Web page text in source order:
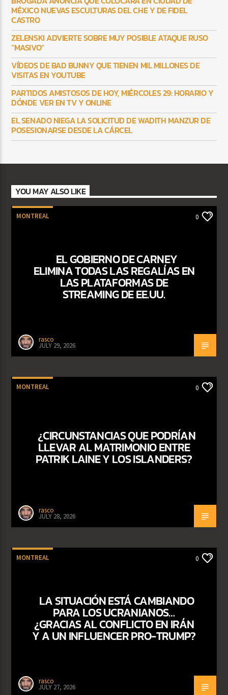
MÉXICO NUEVAS ESCULTURAS DEL CHE Y DE FIDEL
CASTRO
ZELENSKI ADVIERTE SOBRE MUY POSIBLE ATAQUE RUSO
“MASIVO”
VÍDEOS DE BAD BUNNY QUE TIENEN MIL MILLONES DE
VISITAS EN YOUTUBE
PARTIDOS AMISTOSOS DE HOY, MIÉRCOLES 29: HORARIO Y
DÓNDE VER EN TV Y ONLINE
EL SENADO NIEGA LA SOLICITUD DE WADITH MANZUR DE
POSESIONARSE DESDE LA CÁRCEL
YOU MAY ALSO LIKE
MONTREAL 0
EL GOBIERNO DE CARNEY
ELIMINA TODAS LAS REGALÍAS EN
LAS PLATAFORMAS DE
STREAMING DE EE.UU.
rasco
JULY 29, 2026
MONTREAL 0
¿CIRCUNSTANCIAS QUE PODRÍAN
LLEVAR AL MATRIMONIO ENTRE
PATRIK LAINE Y LOS ISLANDERS?
rasco
JULY 28, 2026
MONTREAL 0
LA SITUACIÓN ESTÁ CAMBIANDO
PARA LOS UCRANIANOS…
¿GRACIAS AL CONFLICTO EN IRÁN
Y A UN INFLUENCER PRO-TRUMP?
rasco
JULY 27, 2026